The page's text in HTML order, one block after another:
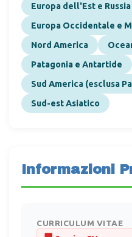
Europa dell'Est e Russia
Europa Occidentale e
Nord America
Patagonia e Antartide
Sud America (esclusa
Sud-est Asiatico
Informazioni
CURRICULUM VITAE